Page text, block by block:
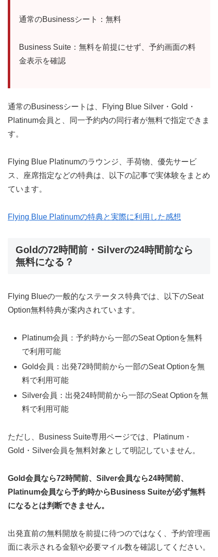
通常のBusinessシート：無料
Business Suite：無料を前提にせず、予約画面の料
金表示を確認
通常のBusinessシートは、Flying Blue Silver・Gold・
Platinum会員と、同一予約内の同行者が無料で指定できま
す。
Flying Blue Platinumのラウンジ、手荷物、優先サービ
ス、座席指定などの特典は、以下の記事で実体験をまとめ
ています。
Flying Blue Platinumの特典と実際に利用した感想
Goldの72時間前・Silverの24時間前なら
無料になる？
Flying Blueの一般的なステータス特典では、以下のSeat
Option無料特典が案内されています。
Platinum会員：予約時から一部のSeat Optionを無料
で利用可能
Gold会員：出発72時間前から一部のSeat Optionを無
料で利用可能
Silver会員：出発24時間前から一部のSeat Optionを無
料で利用可能
ただし、Business Suite専用ページでは、Platinum・
Gold・Silver会員を無料対象として明記していません。
Gold会員なら72時間前、Silver会員なら24時間前、
Platinum会員なら予約時からBusiness Suiteが必ず無料
になるとは判断できません。
出発直前の無料開放を前提に待つのではなく、予約管理画
面に表示される金額や必要マイル数を確認してください。